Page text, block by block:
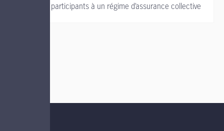
Soutien aux participants à un régime d’assurance collective